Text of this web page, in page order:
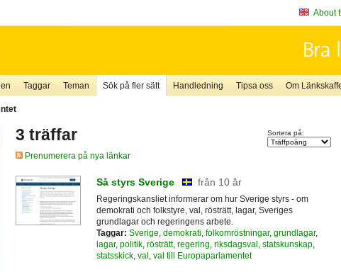
About
Taggar Teman Sök på fler sätt Handledning Tipsa oss Om
3 träffar Sortera på:
Prenumerera på nya länkar
Så styrs Sverige från 10 år
Regeringskansliet informerar om hur Sverige styrs - om
demokrati och folkstyre, val, rösträtt, lagar, Sveriges
grundlagar och regeringens arbete.
Taggar: Sverige demokrati folkomröstningar, grundlagar,
lagar, politik, rösträtt, regering riksdagsval statskunskap,
statsskick, val val till Europaparlamentet